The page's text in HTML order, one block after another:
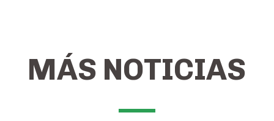
MÁS NOTICIAS